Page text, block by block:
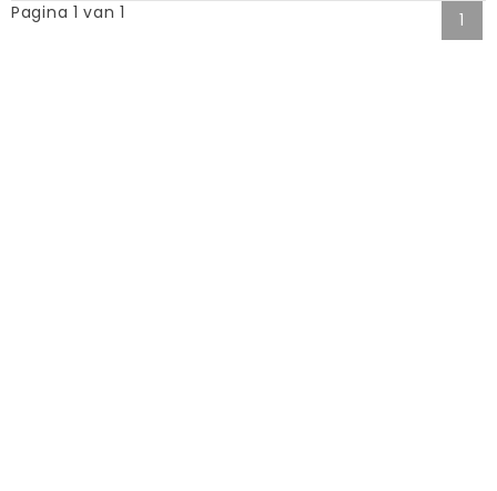
Pagina 1 van 1
1